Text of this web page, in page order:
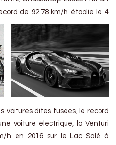
de 92.78 km/h établie le 4
voitures dites fusées, le record
voiture électrique, la Venturi
h en 2016 sur le Lac Salé à